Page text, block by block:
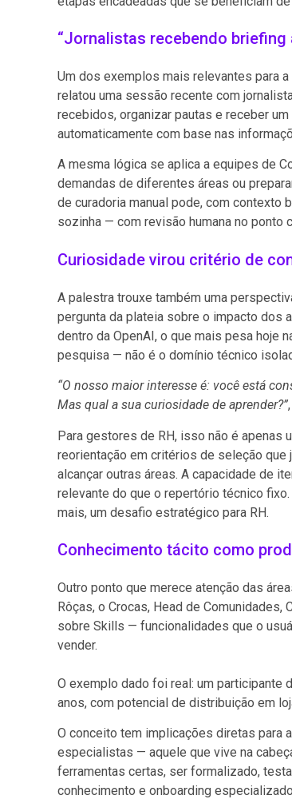
“Jornalistas recebendo briefing
Um dos exemplos mais relevantes para
relatou uma sessão recente com
recebidos, organizar pautas e receber
automaticamente com base nas
A mesma lógica se aplica a equipes de
demandas de diferentes áreas ou
de curadoria manual pode, com contexto
sozinha — com revisão humana no ponto
Curiosidade virou critério de
A palestra trouxe também uma
pergunta da plateia sobre o impacto dos
dentro da OpenAI, o que mais pesa hoje
pesquisa — não é o domínio técnico
“O nosso maior interesse é: você está
Mas qual a sua curiosidade de aprender?”
Para gestores de RH, isso não é apenas
reorientação em critérios de seleção
alcançar outras áreas. A capacidade de
relevante do que o repertório técnico
mais, um desafio estratégico para RH.
Conhecimento tácito como
Outro ponto que merece atenção das
Rôças, o Crocas, Head de Comunidades,
sobre Skills — funcionalidades que o
vender.
O exemplo dado foi real: um participante
anos, com potencial de distribuição em
O conceito tem implicações diretas para
especialistas — aquele que vive na
ferramentas certas, ser formalizado,
conhecimento e onboarding